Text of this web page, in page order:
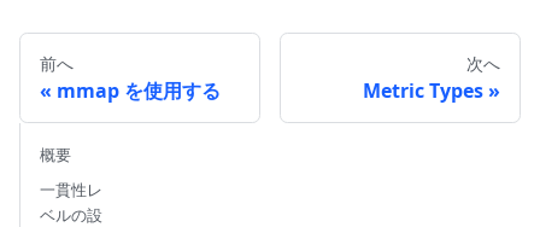
前へ
mmap を使用する
次へ
Metric Types
概要
一貫性レ
ベルの設